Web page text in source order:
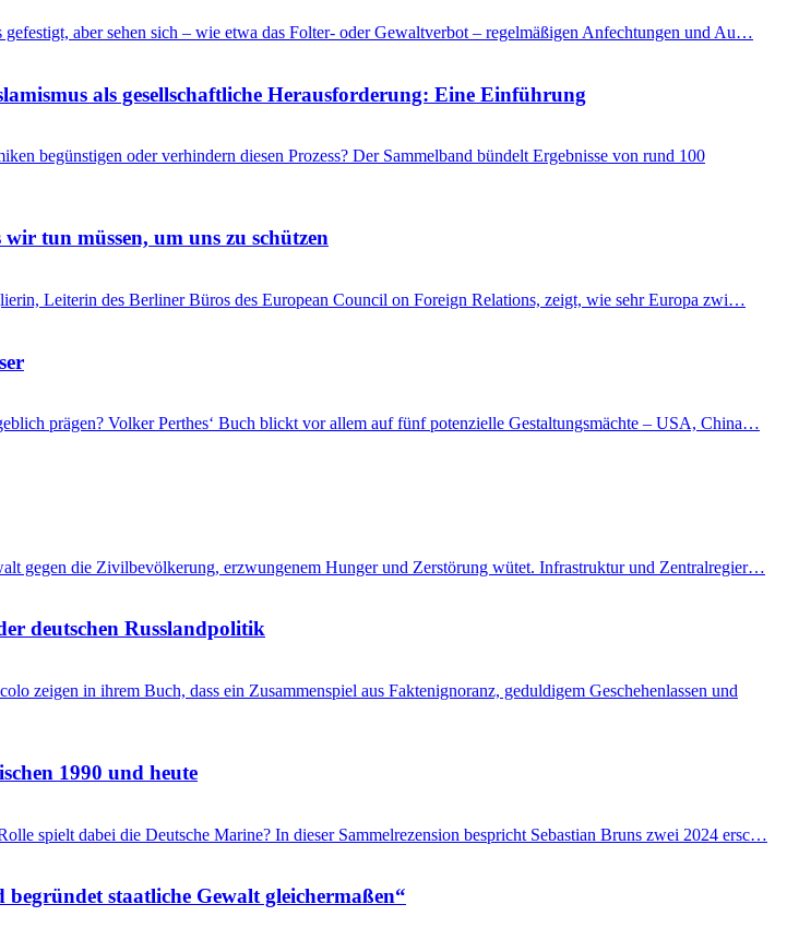
aber sehen sich – wie etwa das Folter- oder Gewaltverbot – regelmäßigen Anfechtungen und Au…
als gesellschaftliche Herausforderung: Eine Einführung
begünstigen oder verhindern diesen Prozess? Der Sammelband bündelt Ergebnisse von rund 100
tun müssen, um uns zu schützen
Leiterin des Berliner Büros des European Council on Foreign Relations, zeigt, wie sehr Europa zwi…
prägen? Volker Perthes‘ Buch blickt vor allem auf fünf potenzielle Gestaltungsmächte – USA, China…
gegen die Zivilbevölkerung, erzwungenem Hunger und Zerstörung wütet. Infrastruktur und Zentralregier…
deutschen Russlandpolitik
zeigen in ihrem Buch, dass ein Zusammenspiel aus Faktenignoranz, geduldigem Geschehenlassen und
1990 und heute
spielt dabei die Deutsche Marine? In dieser Sammelrezension bespricht Sebastian Bruns zwei 2024 ersc…
staatliche Gewalt gleichermaßen“